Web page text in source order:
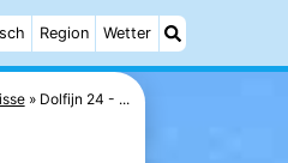
Region Wetter
Dolfijn 24 - ...